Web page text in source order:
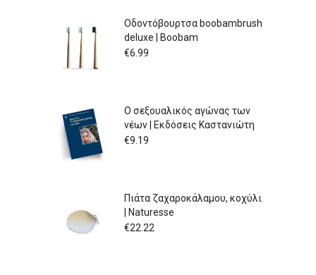
Οδοντόβουρτσα boobambrush
deluxe | Boobam
€6.99
Ο σεξουαλικός αγώνας των
νέων | Εκδόσεις Καστανιώτη
€9.19
Πιάτα ζαχαροκάλαμου, κοχύλι
| Naturesse
€22.22